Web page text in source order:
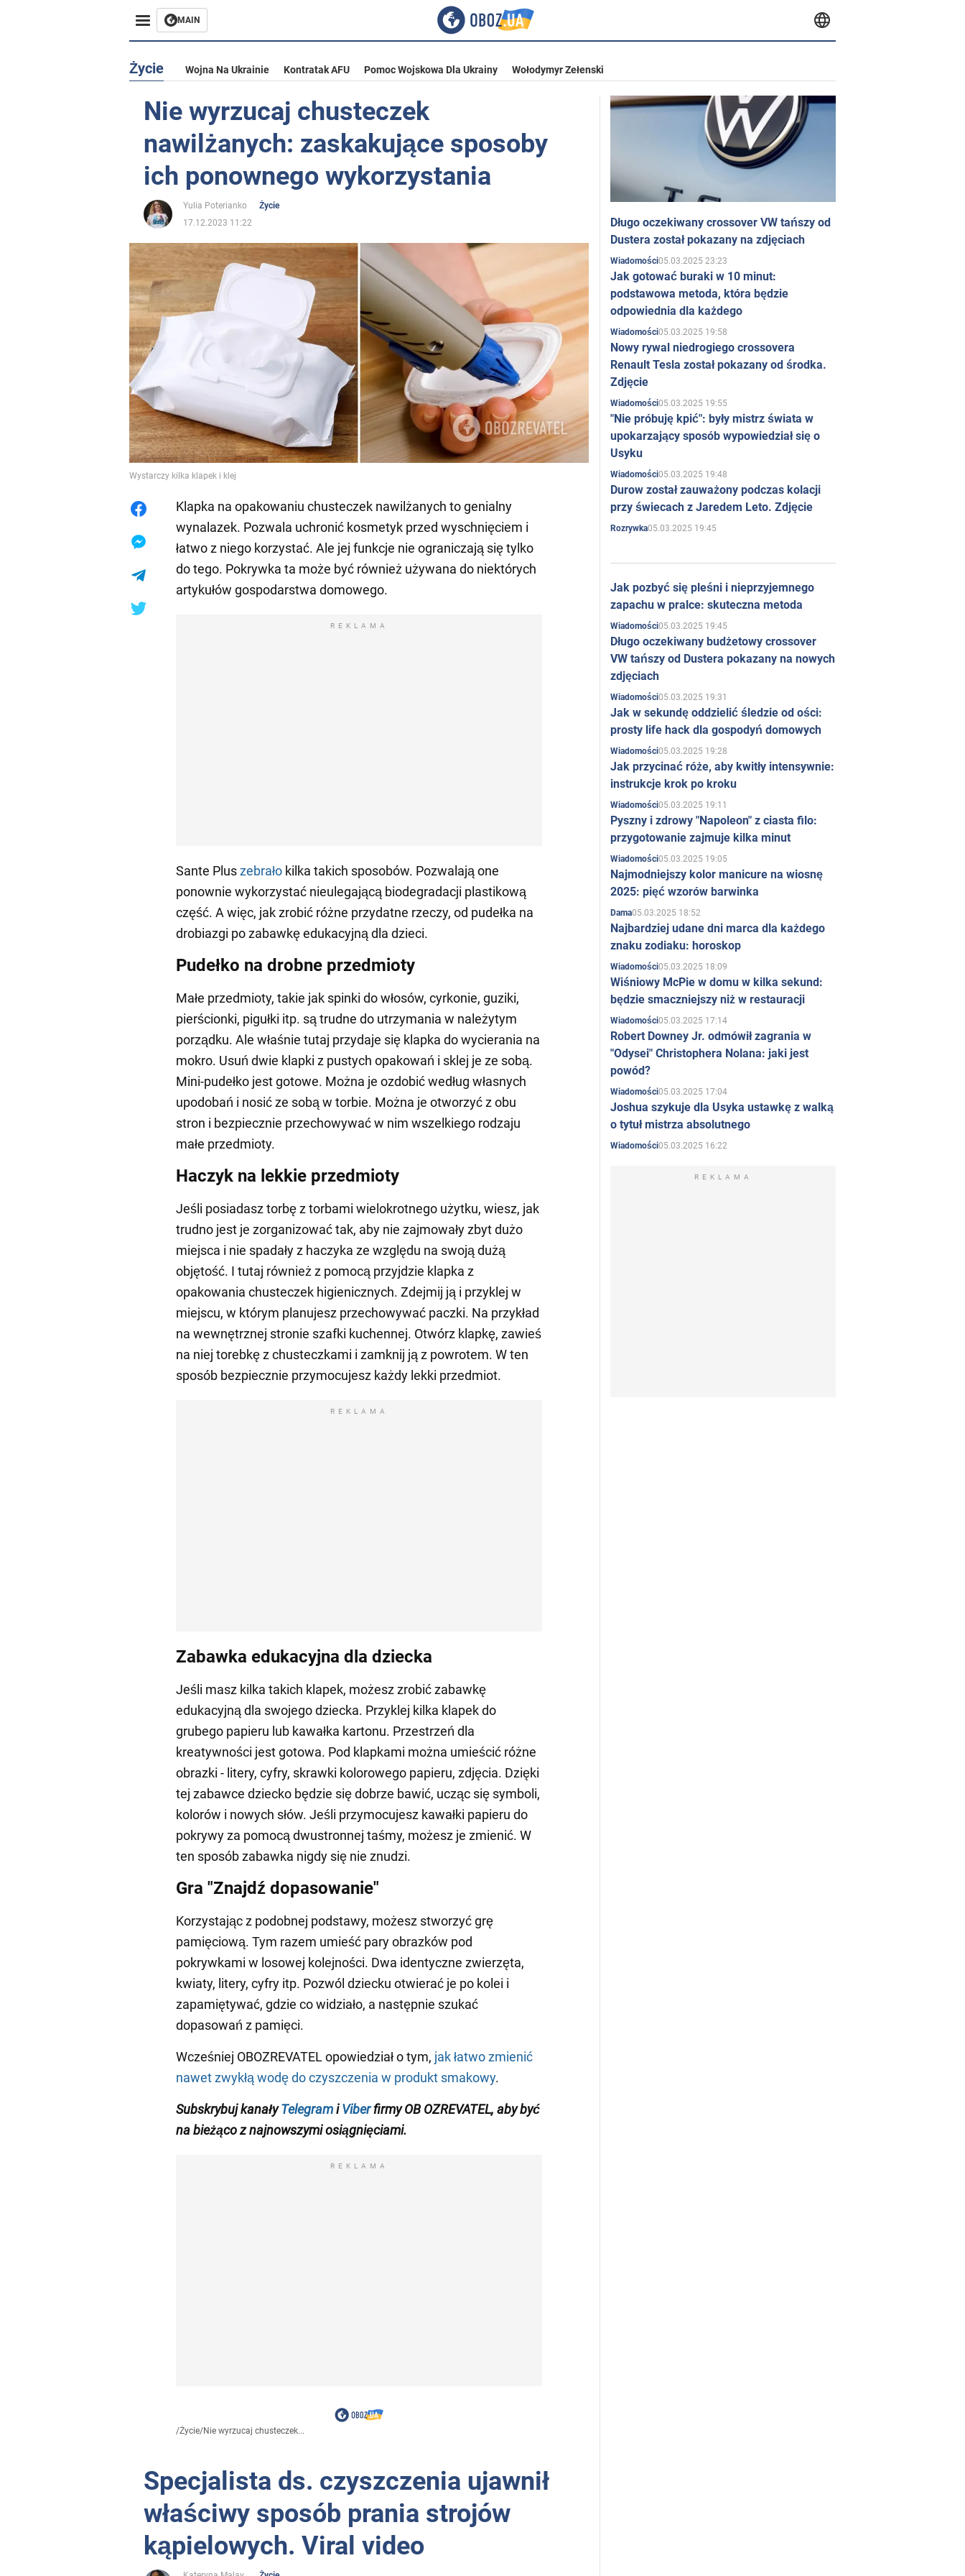
MAIN
Życie Wojna Na Ukrainie Kontratak AFU Pomoc Wojskowa Dla Ukrainy Wołodymyr Zełenski
Nie wyrzucaj chusteczek
nawilżanych: zaskakujące sposoby
ich ponownego wykorzystania
Yulia Poterianko
Życie
17.12.2023 11:22
Wystarczy kilka klapek i klej
Klapka na opakowaniu chusteczek nawilżanych to genialny
wynalazek. Pozwala uchronić kosmetyk przed wyschnięciem i
łatwo z niego korzystać. Ale jej funkcje nie ograniczają się tylko
do tego. Pokrywka ta może być również używana do niektórych
artykułów gospodarstwa domowego.
REKLAMA
Sante Pluszebrało kilka takich sposobów. Pozwalają one
ponownie wykorzystać nieulegającą biodegradacji plastikową
część. A więc, jak zrobić różne przydatne rzeczy, od pudełka na
drobiazgi po zabawkę edukacyjną dla dzieci.
Pudełko na drobne przedmioty
Małe przedmioty, takie jak spinki do włosów, cyrkonie, guziki,
pierścionki, pigułki itp. są trudne do utrzymania w należytym
porządku. Ale właśnie tutaj przydaje się klapka do wycierania na
mokro. Usuń dwie klapki z pustych opakowań i sklej je ze sobą.
Mini-pudełko jest gotowe. Można je ozdobić według własnych
upodobań i nosić ze sobą w torbie. Można je otworzyć z obu
stron i bezpiecznie przechowywać w nim wszelkiego rodzaju
małe przedmioty.
Haczyk na lekkie przedmioty
Jeśli posiadasz torbę z torbami wielokrotnego użytku, wiesz, jak
trudno jest je zorganizować tak, aby nie zajmowały zbyt dużo
miejsca i nie spadały z haczyka ze względu na swoją dużą
objętość. I tutaj również z pomocą przyjdzie klapka z
opakowania chusteczek higienicznych. Zdejmij ją i przyklej w
miejscu, w którym planujesz przechowywać paczki. Na przykład
na wewnętrznej stronie szafki kuchennej. Otwórz klapkę, zawieś
na niej torebkę z chusteczkami i zamknij ją z powrotem. W ten
sposób bezpiecznie przymocujesz każdy lekki przedmiot.
REKLAMA
Zabawka edukacyjna dla dziecka
Jeśli masz kilka takich klapek, możesz zrobić zabawkę
edukacyjną dla swojego dziecka. Przyklej kilka klapek do
grubego papieru lub kawałka kartonu. Przestrzeń dla
kreatywności jest gotowa. Pod klapkami można umieścić różne
obrazki - litery, cyfry, skrawki kolorowego papieru, zdjęcia. Dzięki
tej zabawce dziecko będzie się dobrze bawić, ucząc się symboli,
kolorów i nowych słów. Jeśli przymocujesz kawałki papieru do
pokrywy za pomocą dwustronnej taśmy, możesz je zmienić. W
ten sposób zabawka nigdy się nie znudzi.
Gra "Znajdź dopasowanie"
Korzystając z podobnej podstawy, możesz stworzyć grę
pamięciową. Tym razem umieść pary obrazków pod
pokrywkami w losowej kolejności. Dwa identyczne zwierzęta,
kwiaty, litery, cyfry itp. Pozwól dziecku otwierać je po kolei i
zapamiętywać, gdzie co widziało, a następnie szukać
dopasowań z pamięci.
Wcześniej OBOZREVATEL opowiedział o tym, jak łatwo zmienić
nawet zwykłą wodę do czyszczenia w produkt smakowy.
SubskrybujkanałyTelegramiViberfirmy OB OZREVATEL, abybyć
na bieżąco znajnowszymi osiągnięciami.
REKLAMA
/Życie/Nie wyrzucaj chusteczek...
Specjalista ds. czyszczenia ujawnił
właściwy sposób prania strojów
kąpielowych. Viral video
Długo oczekiwany crossover VW tańszy od
Dustera został pokazany na zdjęciach
Wiadomości05.03.2025 23:23
Jak gotować buraki w 10 minut:
podstawowa metoda, która będzie
odpowiednia dla każdego
Wiadomości05.03.2025 19:58
Nowy rywal niedrogiego crossovera
Renault Tesla został pokazany od środka.
Zdjęcie
Wiadomości05.03.2025 19:55
"Nie próbuję kpić": były mistrz świata w
upokarzający sposób wypowiedział się o
Usyku
Wiadomości05.03.2025 19:48
Durow został zauważony podczas kolacji
przy świecach z Jaredem Leto. Zdjęcie
Rozrywka05.03.2025 19:45
Jak pozbyć się pleśni i nieprzyjemnego
zapachu w pralce: skuteczna metoda
Wiadomości05.03.2025 19:45
Długo oczekiwany budżetowy crossover
VW tańszy od Dustera pokazany na nowych
zdjęciach
Wiadomości05.03.2025 19:31
Jak w sekundę oddzielić śledzie od ości:
prosty life hack dla gospodyń domowych
Wiadomości05.03.2025 19:28
Jak przycinać róże, aby kwitły intensywnie:
instrukcje krok po kroku
Wiadomości05.03.2025 19:11
Pyszny i zdrowy "Napoleon" z ciasta filo:
przygotowanie zajmuje kilka minut
Wiadomości05.03.2025 19:05
Najmodniejszy kolor manicure na wiosnę
2025: pięć wzorów barwinka
Dama05.03.2025 18:52
Najbardziej udane dni marca dla każdego
znaku zodiaku: horoskop
Wiadomości05.03.2025 18:09
Wiśniowy McPie w domu w kilka sekund:
będzie smaczniejszy niż w restauracji
Wiadomości05.03.2025 17:14
Robert Downey Jr. odmówił zagrania w
"Odysei" Christophera Nolana: jaki jest
powód?
Wiadomości05.03.2025 17:04
Joshua szykuje dla Usyka ustawkę z walką
o tytuł mistrza absolutnego
Wiadomości05.03.2025 16:22
REKLAMA